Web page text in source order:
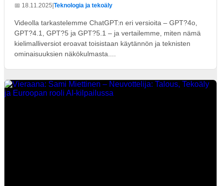
📅 18.11.2025 Teknologia ja tekoäly
Videolla tarkastelemme ChatGPT:n eri versioita – GPT?4o,
GPT?4.1, GPT?5 ja GPT?5.1 – ja vertailemme, miten nämä
kielimalliversiot eroavat toisistaan käytännön ja teknisten
ominaisuuksien näkökulmasta....